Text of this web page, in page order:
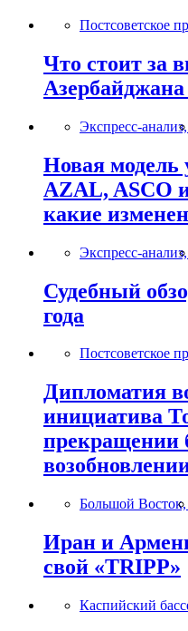
Постсоветское
Что стоит за
Экспресс-анализ,
Новая модель
AZAL, ASCO
какие
Экспресс-анализ,
Судебный
года
Постсоветское
Дипломатия
инициатива
прекращении
Большой Восток,
Иран и
свой «TRIPP»
Каспийский